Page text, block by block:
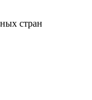
стран